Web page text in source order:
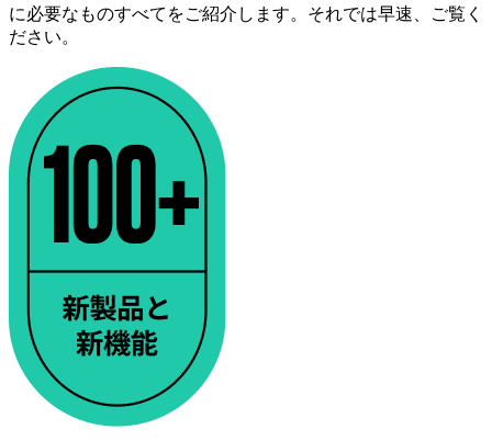
に必要なものすべてをご紹介します。それでは早速、ご覧く
ださい。